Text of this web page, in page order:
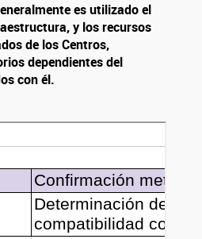
es utilizado el
y los recursos
de los Centros,
dependientes del
con él.